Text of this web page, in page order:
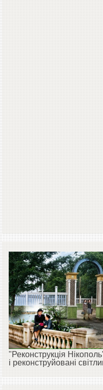
"Реконструкція
і реконструйовані